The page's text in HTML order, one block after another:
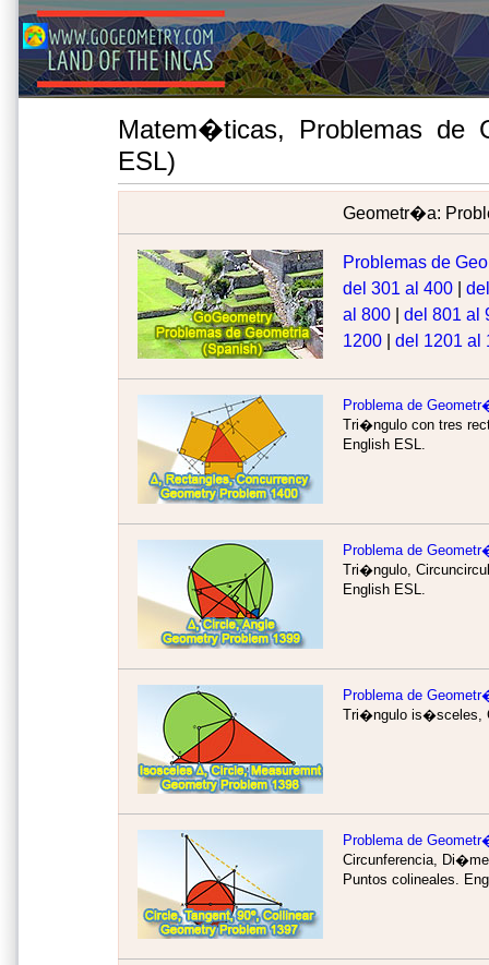
Matem�ticas, Problemas
ESL)
Geometr�a:
Problemas de
del 301 al 400
al 800
del 801 al
1200
del 1201 al
Problema de
Tri�ngulo con tres
English ESL.
Problema de
Tri�ngulo,
English ESL.
Problema de
Tri�ngulo is�sceles,
Problema de
Circunferencia,
Puntos colineales.